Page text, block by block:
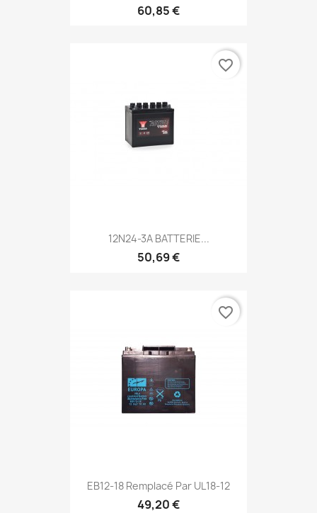
60,85 €
12N24-3A BATTERIE...
50,69 €
favorite_border
EB12-18 Remplacé Par UL18-12
49,20 €
favorite_border